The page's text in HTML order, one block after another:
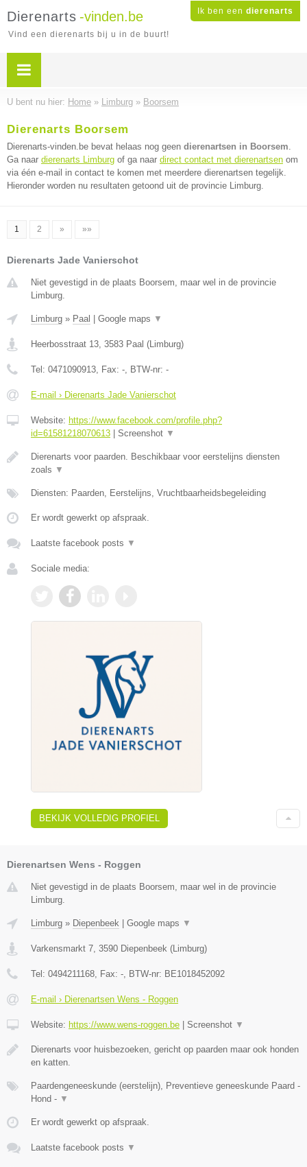
Ik ben een dierenarts
Dierenarts -vinden.be
Vind een dierenarts bij u in de buurt!
U bent nu hier: Home » Limburg » Boorsem
Dierenarts Boorsem
Dierenarts-vinden.be bevat helaas nog geen dierenartsen in Boorsem.
Ga naar dierenarts Limburg of ga naar direct contact met dierenartsen om
via één e-mail in contact te komen met meerdere dierenartsen tegelijk.
Hieronder worden nu resultaten getoond uit de provincie Limburg.
1 2 » »»
Dierenarts Jade Vanierschot
Niet gevestigd in de plaats Boorsem, maar wel in de provincie
Limburg.
Limburg » Paal Google maps ▼
Heerbosstraat 13, 3583 Paal (Limburg)
Tel: 0471090913, Fax: -, BTW-nr: -
E-mail › Dierenarts Jade Vanierschot
Website: https://www.facebook.com/profile.php?
id=61581218070613
Screenshot ▼
Dierenarts voor paarden. Beschikbaar voor eerstelijns diensten
zoals ▼
Diensten: Paarden, Eerstelijns, Vruchtbaarheidsbegeleiding
Er wordt gewerkt op afspraak.
Laatste facebook posts ▼
Sociale media:
BEKIJK VOLLEDIG PROFIEL
Dierenartsen Wens - Roggen
Niet gevestigd in de plaats Boorsem, maar wel in de provincie
Limburg.
Limburg » Diepenbeek Google maps ▼
Varkensmarkt 7, 3590 Diepenbeek (Limburg)
Tel: 0494211168, Fax: -, BTW-nr: BE1018452092
E-mail › Dierenartsen Wens - Roggen
Website: https://www.wens-roggen.be Screenshot ▼
Dierenarts voor huisbezoeken, gericht op paarden maar ook honden
en katten.
Paardengeneeskunde (eerstelijn), Preventieve geneeskunde Paard -
Hond - ▼
Er wordt gewerkt op afspraak.
Laatste facebook posts ▼